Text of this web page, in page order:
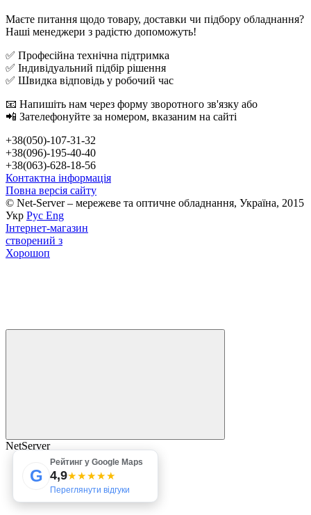
Маєте питання щодо товару, доставки чи підбору обладнання?
Наші менеджери з радістю допоможуть!
✅ Професійна технічна підтримка
✅ Індивідуальний підбір рішення
✅ Швидка відповідь у робочий час
📧 Напишіть нам через форму зворотного зв'язку або
📲 Зателефонуйте за номером, вказаним на сайті
+38(050)-107-31-32
+38(096)-195-40-40
+38(063)-628-18-56
Контактна інформація
Повна версія сайту
© Net-Server – мережеве та оптичне обладнання, Україна, 2015
Укр Рус Eng
Інтернет-магазин
створений з
Хорошоп
NetServer
G
Рейтинг у Google Maps
4,9★★★★★
Переглянути відгуки